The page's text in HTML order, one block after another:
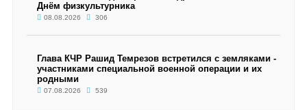
Днём физкультурника
08.08.2026 306
Глава КЧР Рашид Темрезов встретился с земляками -
участниками специальной военной операции и их
родными
07.08.2026 539